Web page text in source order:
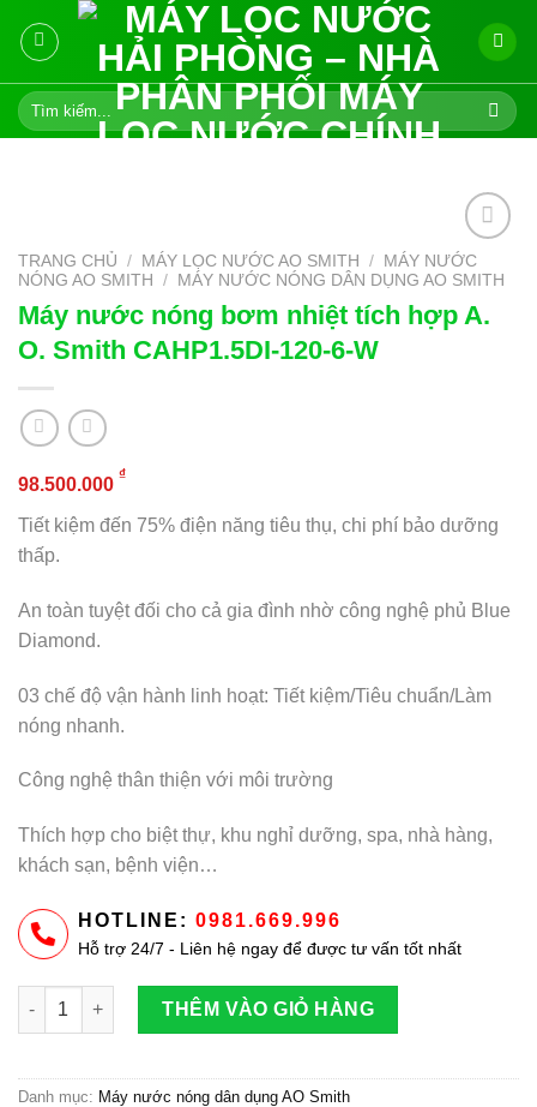
Tìm
kiếm:
Add to
wishlist
TRANG CHỦ / MÁY LỌC NƯỚC AO SMITH / MÁY NƯỚC
NÓNG AO SMITH
/ MÁY NƯỚC NÓNG DÂN DỤNG AO SMITH
Máy nước nóng bơm nhiệt tích hợp A.
O. Smith CAHP1.5DI-120-6-W
98.500.000 ₫
Tiết kiệm đến 75% điện năng tiêu thụ, chi phí bảo dưỡng
thấp.
An toàn tuyệt đối cho cả gia đình nhờ công nghệ phủ Blue
Diamond.
03 chế độ vận hành linh hoạt: Tiết kiệm/Tiêu chuẩn/Làm
nóng nhanh.
Công nghệ thân thiện với môi trường
Thích hợp cho biệt thự, khu nghỉ dưỡng, spa, nhà hàng,
khách sạn, bệnh viện…
HOTLINE: 0981.669.996
Hỗ trợ 24/7 - Liên hệ ngay để được tư vấn tốt nhất
Máy nước nóng bơm nhiệt tích hợp A. O. Smith CAHP1.5DI-
THÊM VÀO GIỎ HÀNG
Danh mục: Máy nước nóng dân dụng AO Smith